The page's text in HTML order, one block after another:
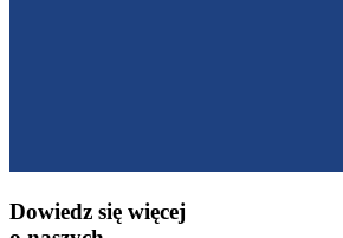
Dowiedz się więcej